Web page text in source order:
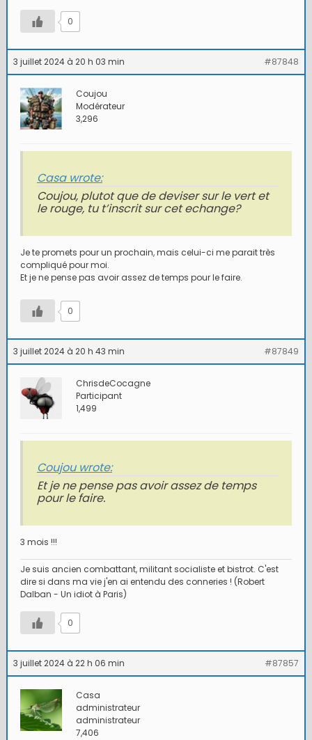
0
3 juillet 2024 à 20 h 03 min #87848
Coujou
Modérateur
3,296
Casa wrote:
Coujou, plutot que de deviser sur le vert et
le rouge, tu t’inscrit sur cet echange?
Je te promets pour un prochain, mais celui-ci me parait très
compliqué pour moi.
Et je ne pense pas avoir assez de temps pour le faire.
0
3 juillet 2024 à 20 h 43 min #87849
ChrisdeCocagne
Participant
1,499
Coujou wrote:
Et je ne pense pas avoir assez de temps
pour le faire.
3 mois !!!
Je suis ancien combattant, militant socialiste et bistrot. C'est
dire si dans ma vie j'en ai entendu des conneries ! (Robert
Dalban - Un idiot à Paris)
0
3 juillet 2024 à 22 h 06 min #87857
Casa
administrateur
administrateur
7,406